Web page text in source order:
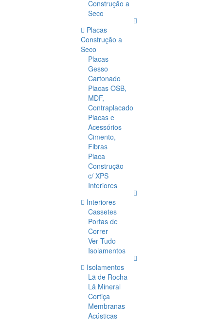
Construção a
Seco
Placas
Construção a
Seco
Placas
Gesso
Cartonado
Placas OSB,
MDF,
Contraplacado
Placas e
Acessórios
Cimento,
Fibras
Placa
Construção
c/ XPS
Interiores
Interiores
Cassetes
Portas de
Correr
Ver Tudo
Isolamentos
Isolamentos
Lã de Rocha
Lã Mineral
Cortiça
Membranas
Acústicas